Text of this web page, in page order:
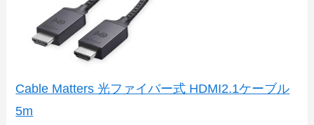
Cable Matters 光ファイバー式 HDMI2.1ケーブル
5m